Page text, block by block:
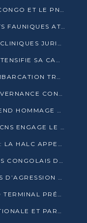
ENSEIGNEMENT SUPÉRIEUR : LE CONGO ET LE PNUD VEULENT RAPPROCHER LA FORMATION UNIVERSITAIRE DES BESOINS DU MARCHÉ DE L’EMPLOI
QUATRE PRÉSUMÉS DÉLINQUANTS FAUNIQUES ATTENDUS DEVANT LA JUSTICE POUR TRAFIC D’IVOIRE
JUSTICE : LE CONGO LANCE DES CLINIQUES JURIDIQUES POUR RAPPROCHER LE DROIT DES CITOYENS
FRANCOPHONIE : COUMBA BA INTENSIFIE SA CAMPAGNE POUR LA SUCCESSION À LA TÊTE DE L’OIF
DRAME SUR LA SANGHA : UNE EMBARCATION TRANSPORTANT DES FIDÈLES DE « NZAMBÉ YA L’HUILE » FAIT NAUFRAGE À OUESSO
DES JEUNES S’INITIENT À LA GOUVERNANCE CONTINENTALE À BRAZZAVILLE
ANATOLE COLLINET MAKOSSO REND HOMMAGE À JEAN-PAUL PIGASSE
70 ANS APRÈS SA CRÉATION, LA CNS ENGAGE LE VIRAGE DE LA DIGITALISATION
LUTTE CONTRE LA CORRUPTION : LA HALC APPELLE À PASSER DES DISCOURS AUX ACTES
LA SNPC CÉLÈBRE LES MÉDAILLÉS CONGOLAIS DES OLYMPIADES PANAFRICAINES DE MATHÉMATIQUES 2026
66 ANS D’INDÉPENDANCE, 30 ANS D’AGRESSION RWANDAISE : 4 PRÉSIDENCES, UN ÉCHEC COLLECTIF
EMPLOI : AGL CONGO ET CONGO TERMINAL PRÉSÉLECTIONNENT PLUS DE 70 JEUNES À POINTE-NOIRE
INTELLIGENCE ÉCONOMIQUE NATIONALE ET PARTENARIATS INTERNATIONAUX : VERS UNE DOCTRINE SOUVERAINE DE SÉCURITÉ ÉCONOMIQUE